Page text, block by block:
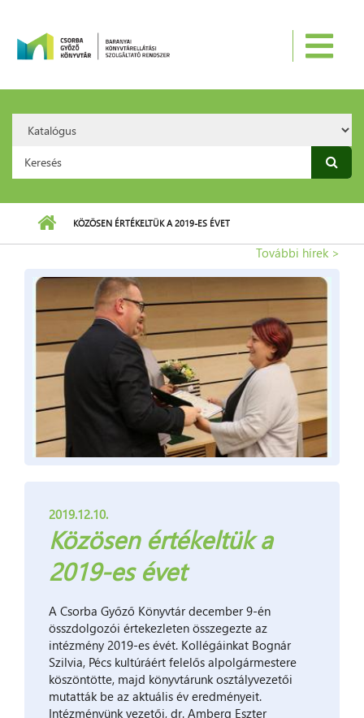
Option:
Keresés űrlap
KÖZÖSEN ÉRTÉKELTÜK A 2019-ES ÉVET
További hírek >
2019.12.10.
Közösen értékeltük a
2019-es évet
A Csorba Győző Könyvtár december 9-én
összdolgozói értekezleten összegezte az
intézmény 2019-es évét. Kollégáinkat Bognár
Szilvia, Pécs kultúráért felelős alpolgármestere
köszöntötte, majd könyvtárunk osztályvezetői
mutatták be az aktuális év eredményeit.
Intézményünk vezetői, dr. Amberg Eszter